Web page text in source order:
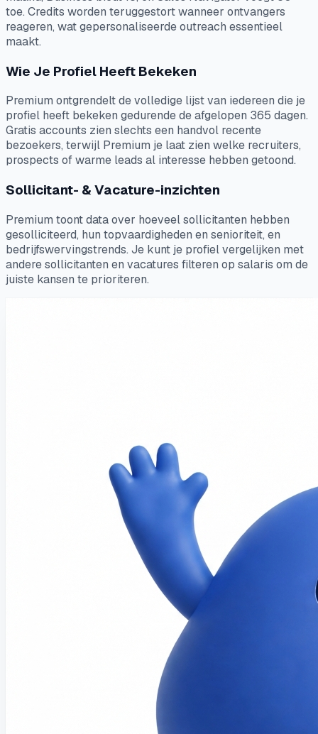
toe. Credits worden teruggestort wanneer ontvangers
reageren, wat gepersonaliseerde outreach essentieel
maakt.
Wie Je Profiel Heeft Bekeken
Premium ontgrendelt de volledige lijst van iedereen die je
profiel heeft bekeken gedurende de afgelopen 365 dagen.
Gratis accounts zien slechts een handvol recente
bezoekers, terwijl Premium je laat zien welke recruiters,
prospects of warme leads al interesse hebben getoond.
Sollicitant- & Vacature-inzichten
Premium toont data over hoeveel sollicitanten hebben
gesolliciteerd, hun topvaardigheden en senioriteit, en
bedrijfswervingstrends. Je kunt je profiel vergelijken met
andere sollicitanten en vacatures filteren op salaris om de
juiste kansen te prioriteren.